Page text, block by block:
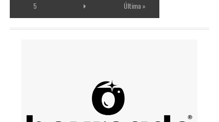
5 Última »